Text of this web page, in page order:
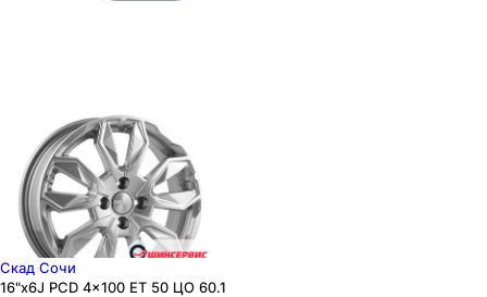
Скад Сочи
16"x6J PCD 4x100 ЕТ 50 ЦО 60.1